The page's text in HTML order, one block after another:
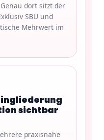
dort sitzt der
SBU und
Mehrwert im
sichtbar
praxisnahe